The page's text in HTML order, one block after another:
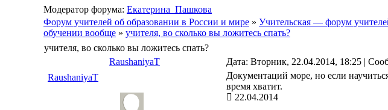
Модератор форума: Екатерина_Пашкова
Форум учителей об образовании в России и мире » Учительская — форум
обучении вообще » учителя, во сколько вы ложитесь спать?
учителя, во сколько вы ложитесь спать?
RaushaniyaT
Дата: Вторник, 22.04.2014, 18:25 |
RaushaniyaT
Документаций море, но если
время хватит.
22.04.2014